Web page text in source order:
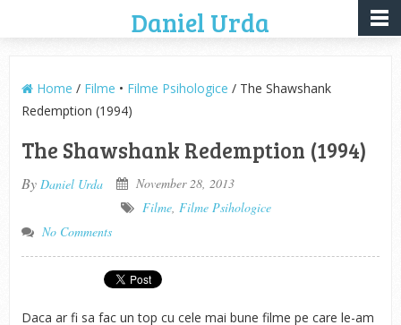
Daniel Urda
Home / Filme • Filme Psihologice / The Shawshank
Redemption (1994)
The Shawshank Redemption (1994)
By Daniel Urda
November 28, 2013
Filme, Filme Psihologice
No Comments
Daca ar fi sa fac un top cu cele mai bune filme pe care le-am